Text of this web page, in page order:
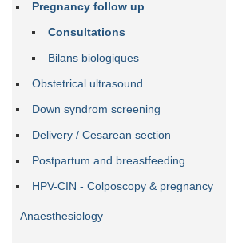
Pregnancy follow up
Consultations
Bilans biologiques
Obstetrical ultrasound
Down syndrom screening
Delivery / Cesarean section
Postpartum and breastfeeding
HPV-CIN - Colposcopy & pregnancy
Anaesthesiology